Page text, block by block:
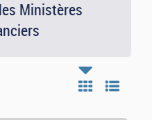
Ministères